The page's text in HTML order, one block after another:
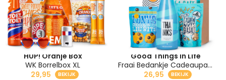
HUP! Oranje Box
WK Borrelbox XL
29,95
Good Things in Life
Fraai Bedankje Cadeaupakket
26,95